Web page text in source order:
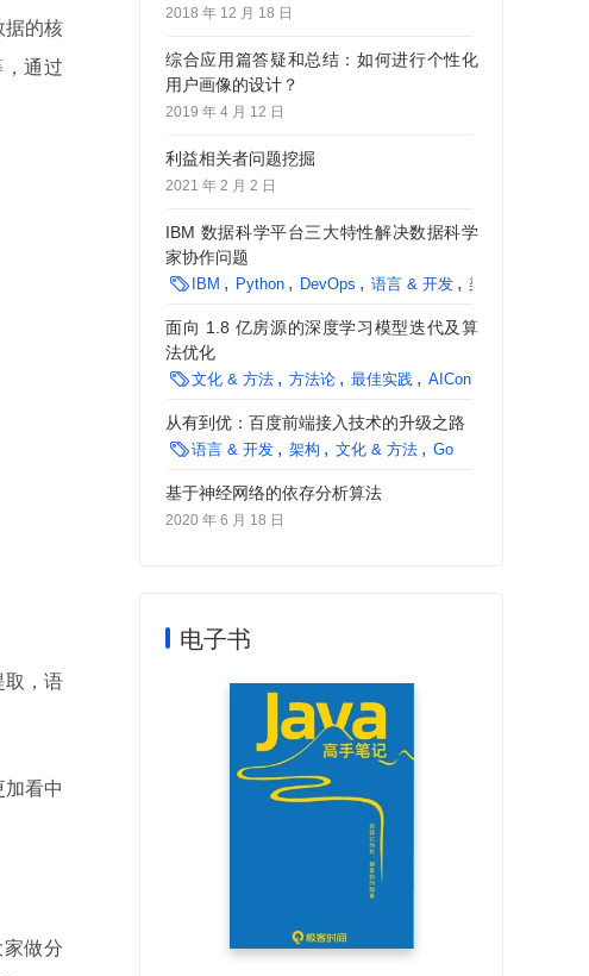
据的核
通过
取，语
看中
做分
2018 年 12 月 18 日
综合应用篇答疑和总结：如何进行个性化
用户画像的设计？
2019 年 4 月 12 日
利益相关者问题挖掘
2021 年 2 月 2 日
IBM 数据科学平台三大特性解决数据科学
家协作问题
 IBM Python DevOps 语言 & 开发 架构
面向 1.8 亿房源的深度学习模型迭代及算
法优化
文化 & 方法 方法论 最佳实践 AICon
从有到优：百度前端接入技术的升级之路
语言 & 开发 架构 文化 & 方法 Go
基于神经网络的依存分析算法
2020 年 6 月 18 日
电子书